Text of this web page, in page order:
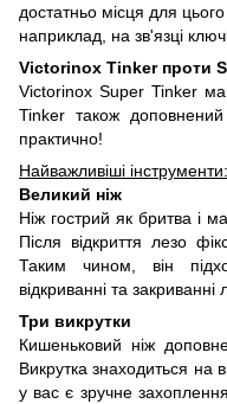
достатньо місця для
наприклад, на зв'язці
Victorinox Tinker проти
Victorinox Super Tinker
Tinker також
практично!
Найважливіші інструменти:
Великий ніж
Ніж гострий як бритва і
Після відкриття лезо
Таким чином, він
відкриванні та
Три викрутки
Кишеньковий ніж
Викрутка знаходиться на
у вас є зручне